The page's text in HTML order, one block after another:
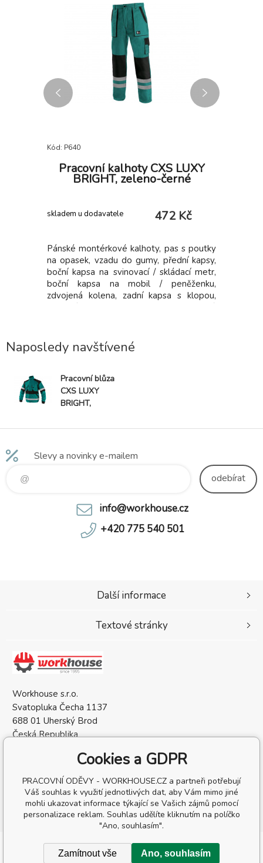
Kód: P640
Pracovní kalhoty CXS LUXY
BRIGHT, zeleno-černé
skladem u dodavatele 472 Kč
Pánské montérkové kalhoty, pas s poutky
na opasek, vzadu do gumy, přední kapsy,
boční kapsa na svinovací / skládací metr,
boční kapsa na mobil / peněženku,
zdvojená kolena, zadní kapsa s klopou,
skladová manipulace, spedice, a
Naposledy navštívené
Pracovní blůza
CXS LUXY
BRIGHT,
Slevy a novinky e-mailem
odebírat
info@workhouse.cz
+420 775 540 501
Workhouse s.r.o.
Svatopluka Čecha 1137
688 01 Uherský Brod
Česká Republika
DIČ: CZ05568137
Další informace
Textové stránky
Copyright © 2026 Workhouse s.r.o.
Cookies a GDPR
PRACOVNÍ ODĚVY - WORKHOUSE.CZ a partneři potřebují
Váš souhlas k využití jednotlivých dat, aby Vám mimo jiné
mohli ukazovat informace týkající se Vašich zájmů pomocí
personalizace reklam. Souhlas udělíte kliknutím na políčko
"Ano, souhlasím".
Zamítnout vše Ano, souhlasím